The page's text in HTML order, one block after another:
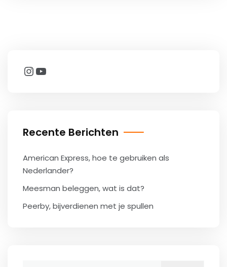
Instagram
YouTube
Recente Berichten
American Express, hoe te gebruiken als
Nederlander?
Meesman beleggen, wat is dat?
Peerby, bijverdienen met je spullen